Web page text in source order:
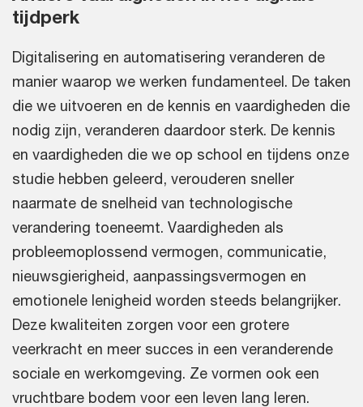
tijdperk
Digitalisering en automatisering veranderen de
manier waarop we werken fundamenteel. De taken
die we uitvoeren en de kennis en vaardigheden die
nodig zijn, veranderen daardoor sterk. De kennis
en vaardigheden die we op school en tijdens onze
studie hebben geleerd, verouderen sneller
naarmate de snelheid van technologische
verandering toeneemt. Vaardigheden als
probleemoplossend vermogen, communicatie,
nieuwsgierigheid, aanpassingsvermogen en
emotionele lenigheid worden steeds belangrijker.
Deze kwaliteiten zorgen voor een grotere
veerkracht en meer succes in een veranderende
sociale en werkomgeving. Ze vormen ook een
vruchtbare bodem voor een leven lang leren.